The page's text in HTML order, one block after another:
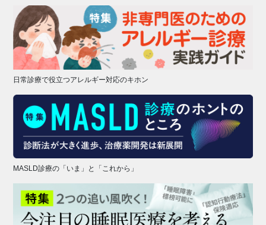
日常診療で役立つアレルギー対応のキホン
MASLD診療の「いま」と「これから」